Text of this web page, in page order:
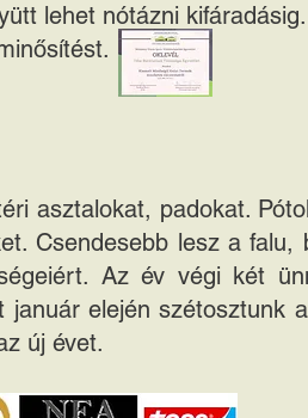
lehet nótázni kifáradásig.
asztalokat, padokat.
Csendesebb lesz a falu,
Az év végi két
elején szétosztunk
új évet.